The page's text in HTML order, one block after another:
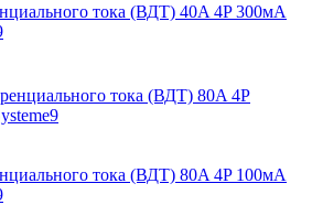
тока (ВДТ) 40A 4P 300мА
тока (ВДТ) 80A 4P 100мА